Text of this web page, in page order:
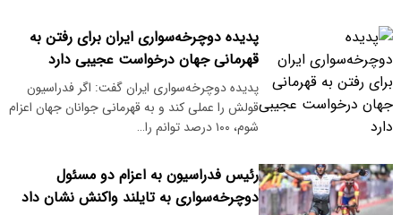
پدیده دوچرخه‌سواری ایران برای رفتن به
قهرمانی جهان درخواست عجیبی دارد
پدیده دوچرخه‌سواری ایران گفت: اگر فدراسیون
قولش را عملی کند و به قهرمانی جوانان جهان اعزام
شوم، ۱۰۰ درصد توانم را…
رئیس فدراسیون به اعزام دو مسئول
دوچرخه‌سواری به تایلند واکنش نشان داد